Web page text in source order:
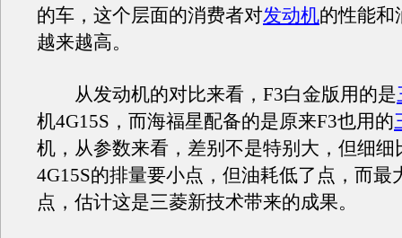
的车，这个层面的消费者对发动机的性能和
越来越高。
从发动机的对比来看，F3白金版用的是
机4G15S，而海福星配备的是原来F3也用的
机，从参数来看，差别不是特别大，但细细
4G15S的排量要小点，但油耗低了点，而最
点，估计这是三菱新技术带来的成果。